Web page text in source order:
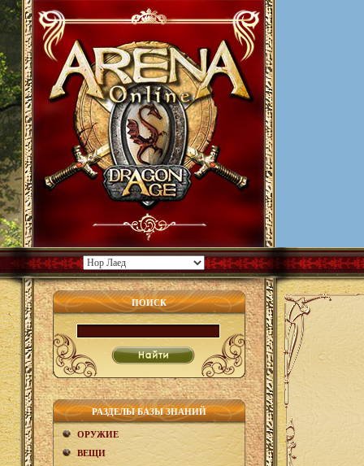
ПОИСК
РАЗДЕЛЫ БАЗЫ ЗНАНИЙ
ОРУЖИЕ
ВЕЩИ